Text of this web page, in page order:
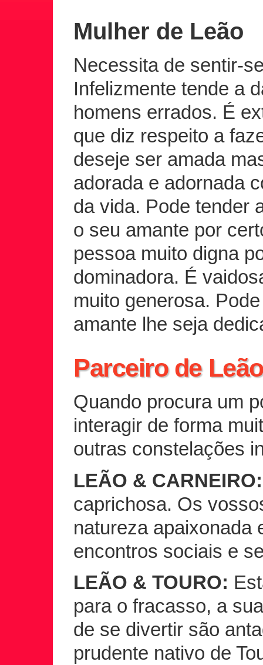
Mulher de Leão
Necessita de sentir-
Infelizmente tende a
homens errados. É
que diz respeito a
deseje ser amada
adorada e adornada
da vida. Pode tender
o seu amante por
pessoa muito digna
dominadora. É
muito generosa.
amante lhe seja
Parceiro de Leão
Quando procura um
interagir de forma
outras constelações
LEÃO & CARNEIRO:
caprichosa. Os
natureza apaixonada
encontros sociais e
LEÃO & TOURO:
para o fracasso, a
de se divertir são
prudente nativo de